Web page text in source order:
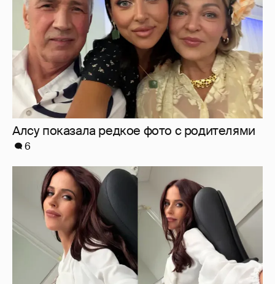
Мирослава Карпович подогрела слухи о
беременности новыми фото
7